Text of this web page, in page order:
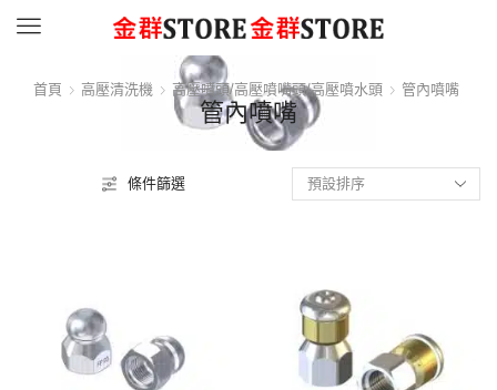
Menu
首頁 高壓清洗機 高壓噴頭/高壓噴嘴頭/高壓噴水頭 管內噴嘴
管內噴嘴
條件篩選